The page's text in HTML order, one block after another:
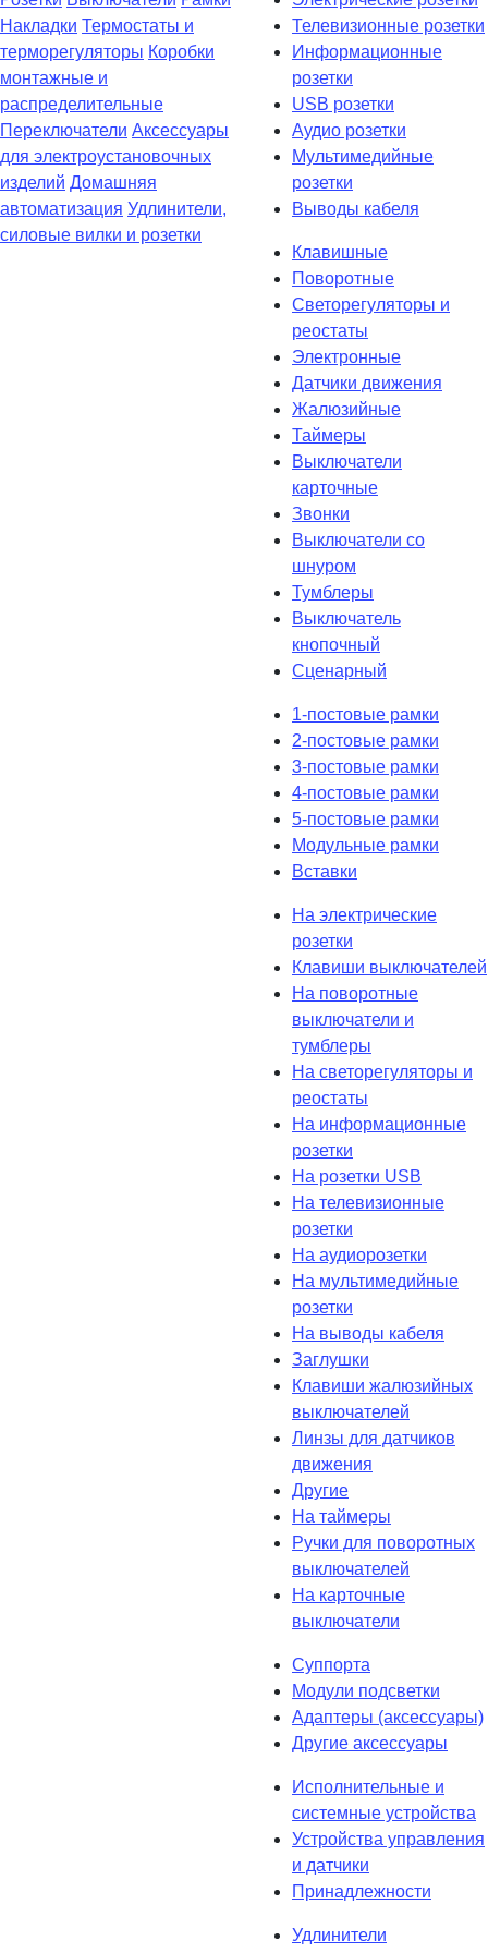
Накладки Термостаты и
терморегуляторы Коробки
монтажные и
распределительные
Переключатели Аксессуары
для электроустановочных
изделий Домашняя
автоматизация Удлинители,
силовые вилки и розетки
Телевизионные розетки
Информационные
розетки
USB розетки
Аудио розетки
Мультимедийные
розетки
Выводы кабеля
Клавишные
Поворотные
Светорегуляторы и
реостаты
Электронные
Датчики движения
Жалюзийные
Таймеры
Выключатели
карточные
Звонки
Выключатели со
шнуром
Тумблеры
Выключатель
кнопочный
Сценарный
1-постовые рамки
2-постовые рамки
3-постовые рамки
4-постовые рамки
5-постовые рамки
Модульные рамки
Вставки
На электрические
розетки
Клавиши выключателей
На поворотные
выключатели и
тумблеры
На светорегуляторы и
реостаты
На информационные
розетки
На розетки USB
На телевизионные
розетки
На аудиорозетки
На мультимедийные
розетки
На выводы кабеля
Заглушки
Клавиши жалюзийных
выключателей
Линзы для датчиков
движения
Другие
На таймеры
Ручки для поворотных
выключателей
На карточные
выключатели
Суппорта
Модули подсветки
Адаптеры (аксессуары)
Другие аксессуары
Исполнительные и
системные устройства
Устройства управления
и датчики
Принадлежности
Удлинители